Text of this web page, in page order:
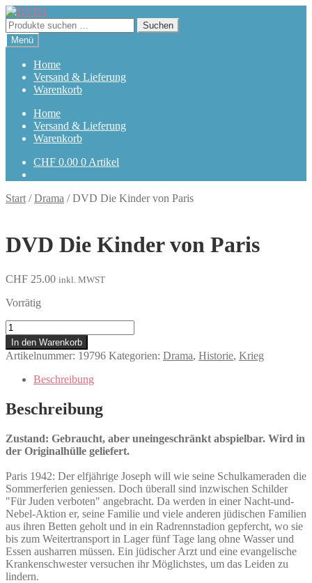
Zur
Navigation
springen
Zum
Inhalt
springen
Suchen
nach:
Suchen
Menü
Home
Versand & Lieferung
Warenkorb
Home
Versand & Lieferung
Warenkorb
CHF 0.00 0 Artikel
Start /Drama /DVD Die Kinder von Paris
DVD Die Kinder von Paris
CHF 25.00 inkl. MWST
Vorrätig
Die
Kinder
von
Paris
Menge
In den Warenkorb
Artikelnummer: 19796 Kategorien: Drama, Historie, Krieg
Beschreibung
Beschreibung
Zustand: Gebraucht, aber uneingeschränkt abspielbar. Wird in
der Originalhülle geliefert.
Paris 1942: Der elfjährige Joseph will wie seine Schulkameraden die
Sommerferien geniessen. Doch überall sind inzwischen Schilder
"Für Juden verboten" angebracht. Da werden in einer Nacht-und-
Nebel-Aktion er, seine Familie und viele anderen jüdischen Familien
aus ihren Betten geholt und in ein Radrennstadion gepfercht, wo sie
bis zum Weitertransport in Lager fünf Tage lang ohne Wasser und
Essen ausharren müssen. Ein jüdischer Arzt und eine evangelische
Krankenschwester versuchen ihr Möglichstes, um das Leiden zu
lindern.